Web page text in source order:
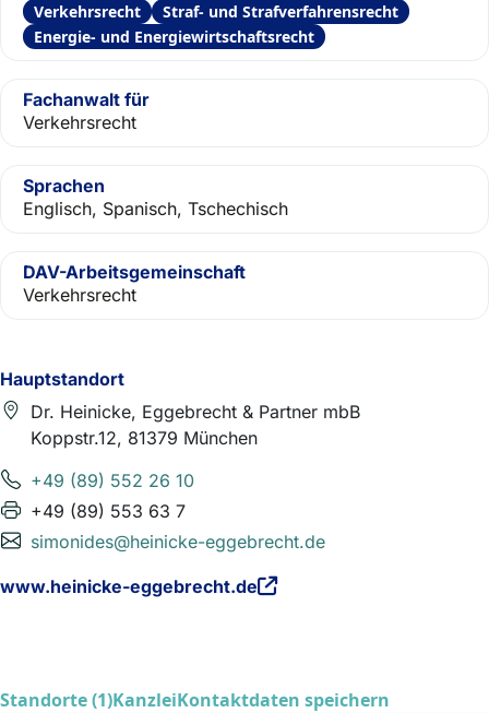
Hauptstandort
Dr. Heinicke, Eggebrecht & Partner mbB
Koppstr.12, 81379 München
+49 (89) 552 26 10
+49 (89) 553 63 7
simonides@heinicke-eggebrecht.de
www.heinicke-eggebrecht.de
Verkehrsrecht
Straf- und Strafverfahrensrecht
Energie- und Energiewirtschaftsrecht
Fachanwalt für
Verkehrsrecht
Sprachen
Englisch, Spanisch, Tschechisch
DAV-Arbeitsgemeinschaft
Verkehrsrecht
Standorte (1)KanzleiKontaktdaten speichern